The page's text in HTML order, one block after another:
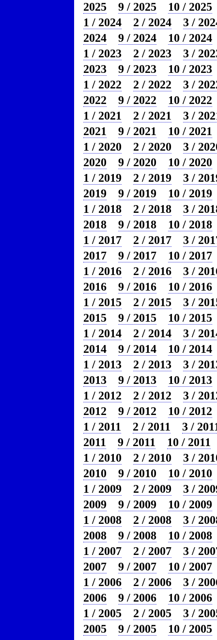
2025
9 / 2025
10 / 2025
1 / 2024
2 / 2024
3 /
2024
9 / 2024
10 / 2024
1 / 2023
2 / 2023
3 /
2023
9 / 2023
10 / 2023
1 / 2022
2 / 2022
3 /
2022
9 / 2022
10 / 2022
1 / 2021
2 / 2021
3 /
2021
9 / 2021
10 / 2021
1 / 2020
2 / 2020
3 /
2020
9 / 2020
10 / 2020
1 / 2019
2 / 2019
3 /
2019
9 / 2019
10 / 2019
1 / 2018
2 / 2018
3 /
2018
9 / 2018
10 / 2018
1 / 2017
2 / 2017
3 /
2017
9 / 2017
10 / 2017
1 / 2016
2 / 2016
3 /
2016
9 / 2016
10 / 2016
1 / 2015
2 / 2015
3 /
2015
9 / 2015
10 / 2015
1 / 2014
2 / 2014
3 /
2014
9 / 2014
10 / 2014
1 / 2013
2 / 2013
3 /
2013
9 / 2013
10 / 2013
1 / 2012
2 / 2012
3 /
2012
9 / 2012
10 / 2012
1 / 2011
2 / 2011
3 /
2011
9 / 2011
10 / 2011
1 / 2010
2 / 2010
3 /
2010
9 / 2010
10 / 2010
1 / 2009
2 / 2009
3 /
2009
9 / 2009
10 / 2009
1 / 2008
2 / 2008
3 /
2008
9 / 2008
10 / 2008
1 / 2007
2 / 2007
3 /
2007
9 / 2007
10 / 2007
1 / 2006
2 / 2006
3 /
2006
9 / 2006
10 / 2006
1 / 2005
2 / 2005
3 /
2005
9 / 2005
10 / 2005